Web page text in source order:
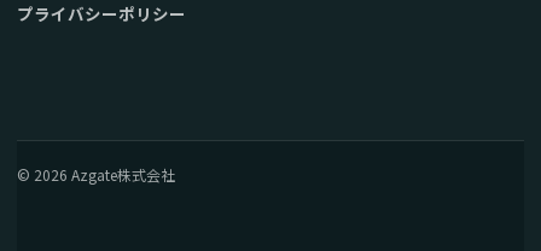
プライバシーポリシー
© 2026 Azgate株式会社